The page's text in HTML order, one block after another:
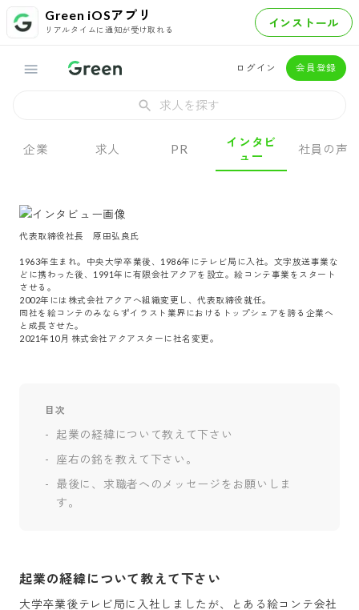
Green iOSアプリ
リアルタイムに通知が受け取れる インストール
ログイン 会員登録
求人を探す
企業 求人 PR
インタビ
ュー
社員の声
代表取締役社長　原田弘良氏
1963年生まれ。中央大学卒業後、1986年にテレビ局に入社。文字放送事業な
どに携わった後、1991年に有限会社アクアを設立。絵コンテ事業をスタート
させる。
2002年には株式会社アクアへ組織変更し、代表取締役就任。
同社を絵コンテのみならずイラスト業界におけるトップシェアを誇る企業へ
と成長させた。
2021年10月 株式会社アクアスターに社名変更。
目次
起業の経緯について教えて下さい
座右の銘を教えて下さい。
最後に、求職者へのメッセージをお願いしま
す。
起業の経緯について教えて下さい
大学卒業後テレビ局に入社しましたが、とある絵コンテ会社